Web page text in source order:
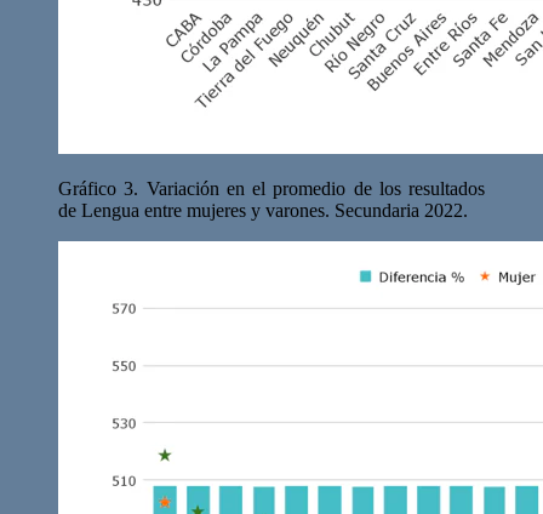
Gráfico 3. Variación en el promedio de los resultados
de Lengua entre mujeres y varones. Secundaria 2022.